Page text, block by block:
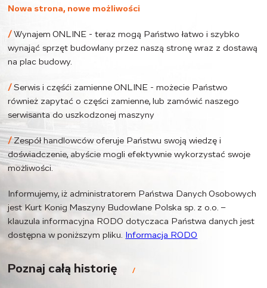
Nowa strona, nowe możliwości
/Wynajem ONLINE - teraz mogą Państwo łatwo i szybko
wynająć sprzęt budowlany przez naszą stronę wraz z dostawą
na plac budowy.
/Serwis i częśći zamienne ONLINE - możecie Państwo
również zapytać o części zamienne, lub zamówić naszego
serwisanta do uszkodzonej maszyny
/ Zespół handlowców oferuje Państwu swoją wiedzę i
doświadczenie, abyście mogli efektywnie wykorzystać swoje
możliwości.
Informujemy, iż administratorem Państwa Danych Osobowych
jest Kurt Konig Maszyny Budowlane Polska sp. z o.o. –
klauzula informacyjna RODO dotyczaca Państwa danych jest
dostępna w poniższym pliku.
Informacja RODO
Poznaj całą historię